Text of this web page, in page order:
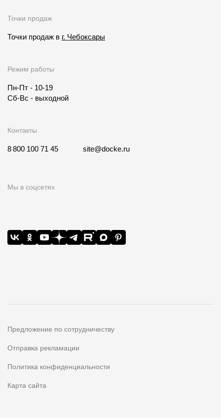
Точки продаж
Точки продаж в г. Чебоксары
Режим работы
Пн-Пт - 10-19
Сб-Вс - выходной
Контакты
8 800 100 71 45 site@docke.ru
Мы в соцсетях
Предложение по сотрудничеству
Отправка рекламации
Политика конфиденциальности
Карта сайта